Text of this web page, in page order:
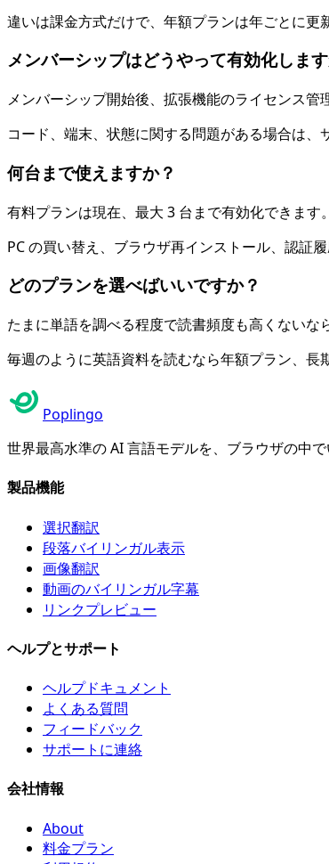
違いは課金方式だけで、年額プランは年ごとに更
メンバーシップはどうやって有効化しま
メンバーシップ開始後、拡張機能のライセンス管
コード、端末、状態に関する問題がある場合は、
何台まで使えますか？
有料プランは現在、最大 3 台まで有効化できます。
PC の買い替え、ブラウザ再インストール、認証
どのプランを選べばいいですか？
たまに単語を調べる程度で読書頻度も高くないな
毎週のように英語資料を読むなら年額プラン、長
Poplingo
世界最高水準の AI 言語モデルを、ブラウザの中
製品機能
選択翻訳
段落バイリンガル表示
画像翻訳
動画のバイリンガル字幕
リンクプレビュー
ヘルプとサポート
ヘルプドキュメント
よくある質問
フィードバック
サポートに連絡
会社情報
About
料金プラン